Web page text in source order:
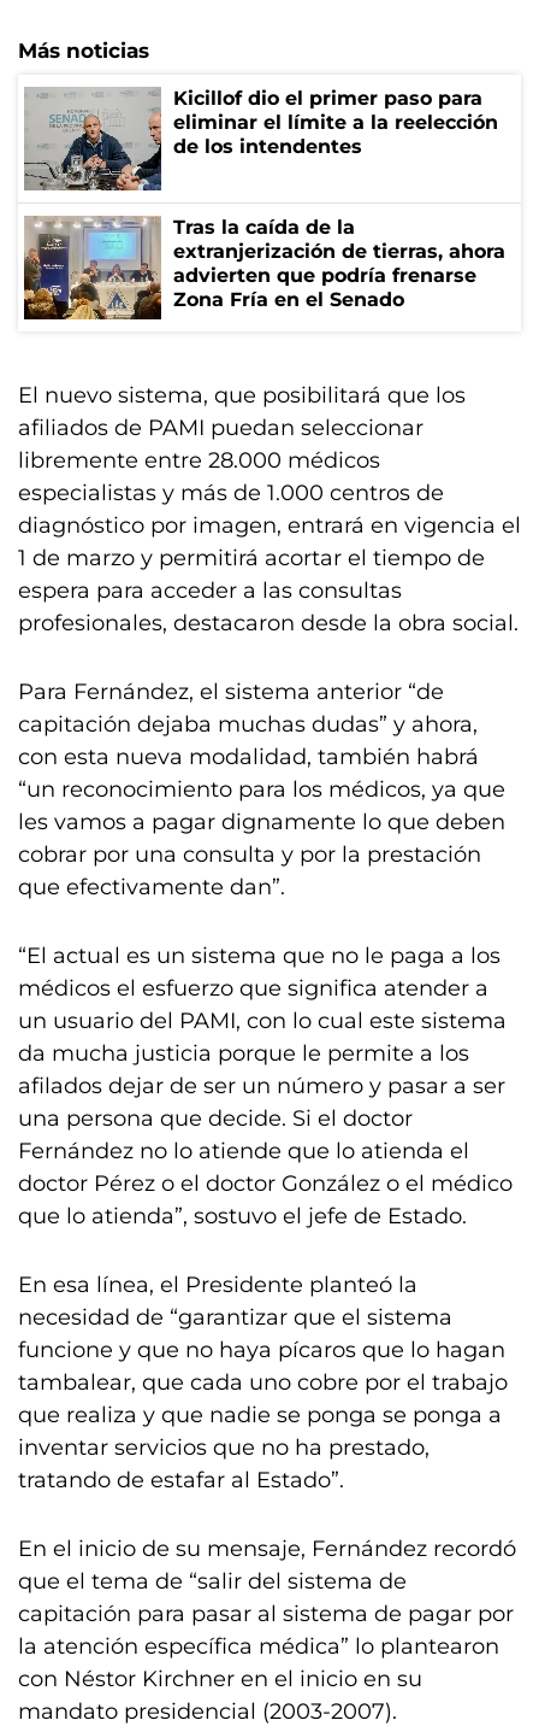
Más noticias
Kicillof dio el primer paso para
eliminar el límite a la reelección
de los intendentes
Tras la caída de la
extranjerización de tierras, ahora
advierten que podría frenarse
Zona Fría en el Senado
El nuevo sistema, que posibilitará que los
afiliados de PAMI puedan seleccionar
libremente entre 28.000 médicos
especialistas y más de 1.000 centros de
diagnóstico por imagen, entrará en vigencia el
1 de marzo y permitirá acortar el tiempo de
espera para acceder a las consultas
profesionales, destacaron desde la obra social.
Para Fernández, el sistema anterior “de
capitación dejaba muchas dudas” y ahora,
con esta nueva modalidad, también habrá
“un reconocimiento para los médicos, ya que
les vamos a pagar dignamente lo que deben
cobrar por una consulta y por la prestación
que efectivamente dan”.
“El actual es un sistema que no le paga a los
médicos el esfuerzo que significa atender a
un usuario del PAMI, con lo cual este sistema
da mucha justicia porque le permite a los
afilados dejar de ser un número y pasar a ser
una persona que decide. Si el doctor
Fernández no lo atiende que lo atienda el
doctor Pérez o el doctor González o el médico
que lo atienda”, sostuvo el jefe de Estado.
En esa línea, el Presidente planteó la
necesidad de “garantizar que el sistema
funcione y que no haya pícaros que lo hagan
tambalear, que cada uno cobre por el trabajo
que realiza y que nadie se ponga se ponga a
inventar servicios que no ha prestado,
tratando de estafar al Estado”.
En el inicio de su mensaje, Fernández recordó
que el tema de “salir del sistema de
capitación para pasar al sistema de pagar por
la atención específica médica” lo plantearon
con Néstor Kirchner en el inicio en su
mandato presidencial (2003-2007).